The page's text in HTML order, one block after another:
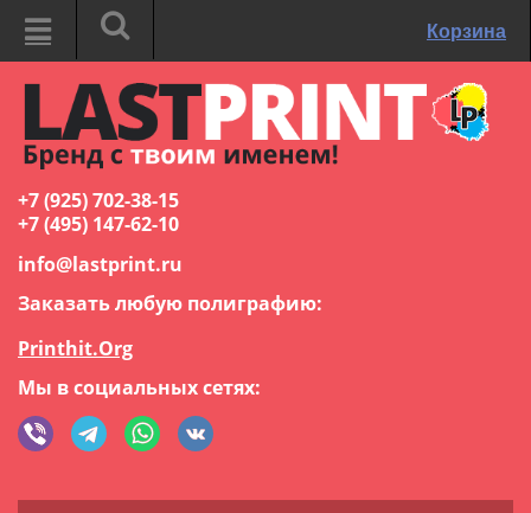
Корзина
+7 (925) 702-38-15
+7 (495) 147-62-10
info@lastprint.ru
Заказать любую полиграфию:
Printhit.Org
Мы в социальных сетях: